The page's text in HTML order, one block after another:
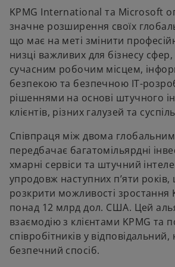
KPMG International та Microsoft
значне розширення своїх
що має на меті змінити
низці важливих для бізнесу
сучасним робочим місцем,
безпекою та безпечною IT-
рішеннями на основі штучного
клієнтів, різних галузей та
Співпраця між двома
передбачає багатомільярдні
хмарні сервіси та штучний
упродовж наступних п’яти
розкрити можливості зростання
понад 12 млрд дол. США. Цей
взаємодію з клієнтами KPMG та
співробітників у відповідальний,
безпечний спосіб.